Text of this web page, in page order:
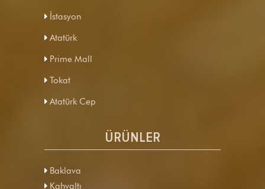
İstasyon
Atatürk
Prime Mall
Tokat
Atatürk Cep
ÜRÜNLER
Baklava
Kahvaltı